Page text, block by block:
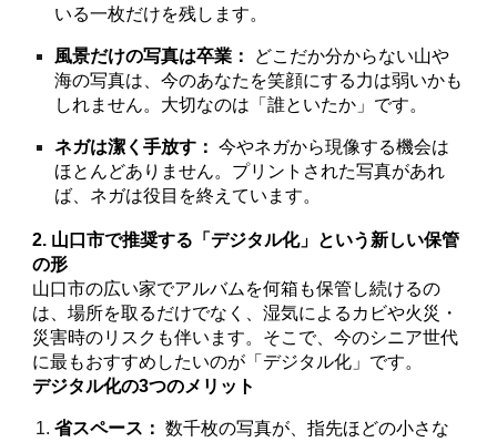
いる一枚だけを残します。
風景だけの写真は卒業：
どこだか分からない山や
海の写真は、今のあなたを笑顔にする力は弱いかも
しれません。大切なのは「誰といたか」です。
ネガは潔く手放す： 今やネガから現像する機会は
ほとんどありません。プリントされた写真があれ
ば、ネガは役目を終えています。
2. 山口市で推奨する「デジタル化」という新しい保管
の形
山口市の広い家でアルバムを何箱も保管し続けるの
は、場所を取るだけでなく、湿気によるカビや火災・
災害時のリスクも伴います。そこで、今のシニア世代
に最もおすすめしたいのが「デジタル化」です。
デジタル化の3つのメリット
省スペース： 数千枚の写真が、指先ほどの小さな